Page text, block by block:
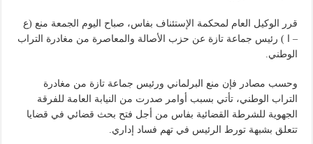
قرر الوكيل العام لمحكمة الإستئناف بفاس، صباح اليوم الجمعة منع (ع
– ا ) رئيس جماعة تازة عن حزب الأصالة والمعاصرة من مغادرة التراب
الوطني.
وحسب مصادر فإن منع البرلماني ورئيس جماعة تازة من مغادرة
التراب الوطني، تأتي بسبب أوامر صدرت من النيابة العامة للفرقة
الجهوية للشرطة القضائية بفاس من أجل فتح بحث قضائي في قضايا
تتعلق بشبهة تورط الرئيس في تهم فساد إداري.